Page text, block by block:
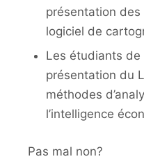
présentation
logiciel de
Les étudiants de
présentation du
méthodes
l’intelligence
Pas mal non?